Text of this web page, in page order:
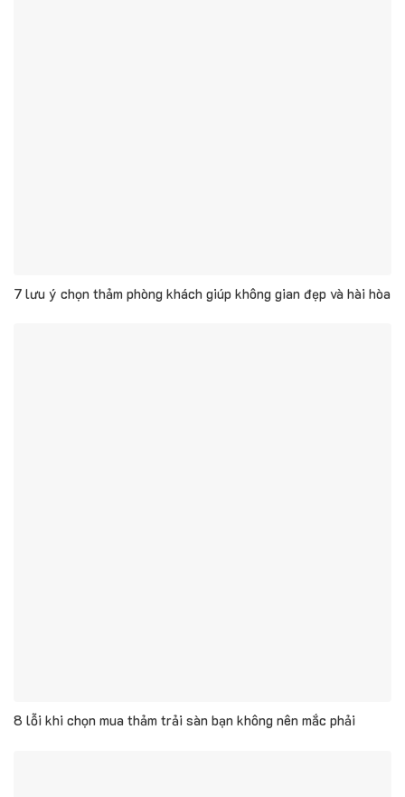
7 lưu ý chọn thảm phòng khách giúp không gian đẹp và hài hòa
8 lỗi khi chọn mua thảm trải sàn bạn không nên mắc phải